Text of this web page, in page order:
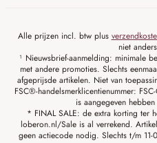
Alle prijzen incl. btw plus
niet
¹ Nieuwsbrief-aanmelding: minimale
met andere promoties. Slechts
afgeprijsde artikelen. Niet van
FSC®-handelsmerklicentienummer:
is aangegeven
* FINAL SALE: de extra korting ter
loberon.nl/Sale is al verrekend.
geen actiecode nodig. Slechts t/m